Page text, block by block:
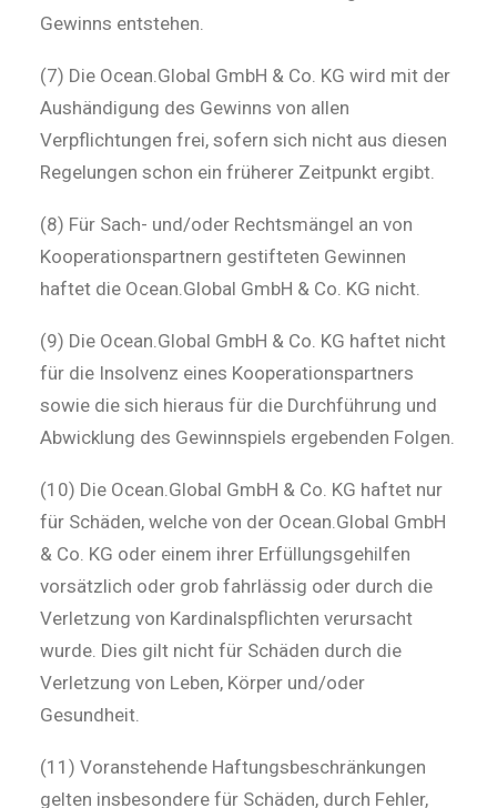
Gewinns entstehen.
(7) Die Ocean.Global GmbH & Co. KG wird mit der
Aushändigung des Gewinns von allen
Verpflichtungen frei, sofern sich nicht aus diesen
Regelungen schon ein früherer Zeitpunkt ergibt.
(8) Für Sach- und/oder Rechtsmängel an von
Kooperationspartnern gestifteten Gewinnen
haftet die Ocean.Global GmbH & Co. KG nicht.
(9) Die Ocean.Global GmbH & Co. KG haftet nicht
für die Insolvenz eines Kooperationspartners
sowie die sich hieraus für die Durchführung und
Abwicklung des Gewinnspiels ergebenden Folgen.
(10) Die Ocean.Global GmbH & Co. KG haftet nur
für Schäden, welche von der Ocean.Global GmbH
& Co. KG oder einem ihrer Erfüllungsgehilfen
vorsätzlich oder grob fahrlässig oder durch die
Verletzung von Kardinalspflichten verursacht
wurde. Dies gilt nicht für Schäden durch die
Verletzung von Leben, Körper und/oder
Gesundheit.
(11) Voranstehende Haftungsbeschränkungen
gelten insbesondere für Schäden, durch Fehler,